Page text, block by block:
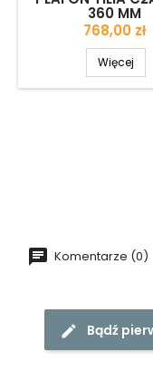
360 MM
Cena
768,00 zł
Więcej
Komentarze (0)
Bądź